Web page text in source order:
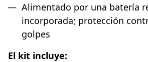
Alimentado por una batería
incorporada; protección
golpes
El kit incluye: